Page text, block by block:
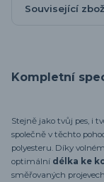
Související
Kompletní
Stejně jako tvůj pes, i
společně v těchto
polyesteru. Díky
optimální délka ke
směřovaných